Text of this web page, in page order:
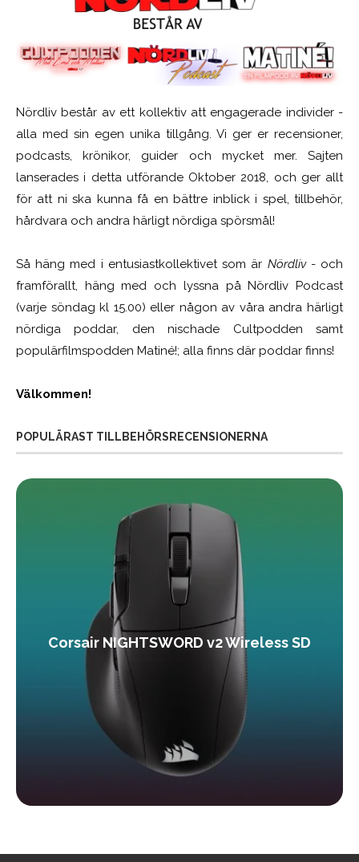
Nördliv består av ett kollektiv att engagerade individer -
alla med sin egen unika tillgång. Vi ger er recensioner,
podcasts, krönikor, guider och mycket mer. Sajten
lanserades i detta utförande Oktober 2018, och ger allt
för att ni ska kunna få en bättre inblick i spel, tillbehör,
hårdvara och andra härligt nördiga spörsmål!
Så häng med i entusiastkollektivet som är Nördliv- och
framförallt, häng med och lyssna på Nördliv Podcast
(varje söndag kl 15.00) eller någon av våra andra härligt
nördiga poddar, den nischade Cultpodden samt
populärfilmspodden Matiné!; alla finns där poddar finns!
Välkommen!
POPULÄRAST TILLBEHÖRSRECENSIONERNA
Corsair NIGHTSWORD v2 Wireless SD